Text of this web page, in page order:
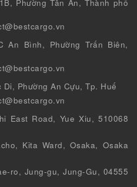
Phường Tân An, Thành phố
An Bình, Phường Trấn Biên,
Phường An Cựu, Tp. Huế
East Road, Yue Xiu, 510068
Kita Ward, Osaka, Osaka
ro, Jung-gu, Jung-Gu, 04555